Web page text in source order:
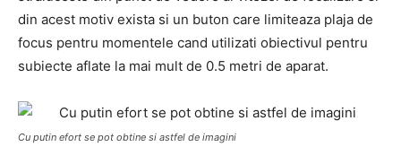
din acest motiv exista si un buton care limiteaza plaja de
focus pentru momentele cand utilizati obiectivul pentru
subiecte aflate la mai mult de 0.5 metri de aparat.
Cu putin efort se pot obtine si astfel de imagini